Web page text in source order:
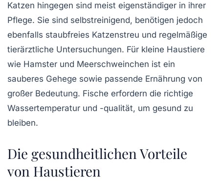
Katzen hingegen sind meist eigenständiger in ihrer
Pflege. Sie sind selbstreinigend, benötigen jedoch
ebenfalls staubfreies Katzenstreu und regelmäßige
tierärztliche Untersuchungen. Für kleine Haustiere
wie Hamster und Meerschweinchen ist ein
sauberes Gehege sowie passende Ernährung von
großer Bedeutung. Fische erfordern die richtige
Wassertemperatur und -qualität, um gesund zu
bleiben.
Die gesundheitlichen Vorteile
von Haustieren